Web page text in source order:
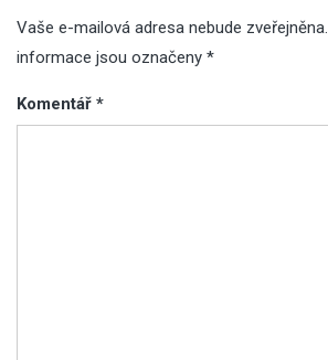
Vaše e-mailová adresa nebude zveřejněna.
informace jsou označeny *
Komentář *